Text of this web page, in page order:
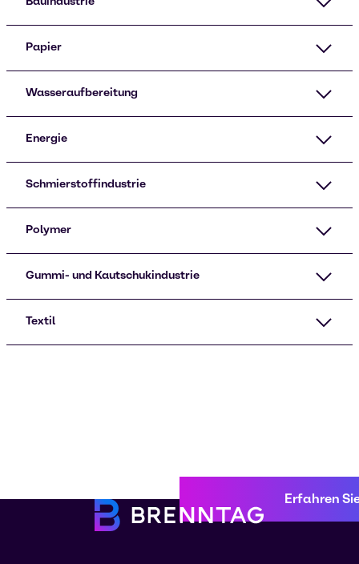
Papier
Wasseraufbereitung
Energie
Schmierstoffindustrie
Polymer
Gummi- und Kautschukindustrie
Textil
Erfahren